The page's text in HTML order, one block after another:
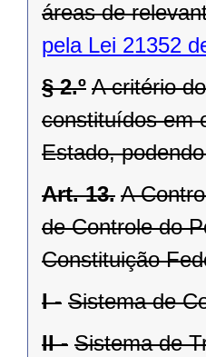
áreas de
pela Lei 21352
§ 2.º A critério
constituídos em
Estado,
Art. 13. A
de Controle do
Constituição
I - Sistema de
II - Sistema de